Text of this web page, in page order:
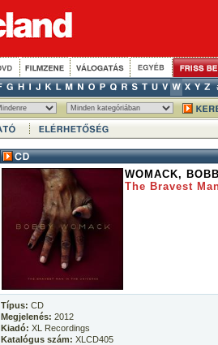
WOMACK,
The Bravest
Típus: CD
Megjelenés: 2012
Kiadó: XL Recordings
Katalógus szám: XLCD405